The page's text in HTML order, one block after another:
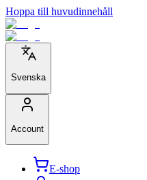
Hoppa till huvudinnehåll
Svenska
Account
E-shop